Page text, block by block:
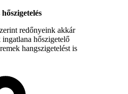
redőnyeink akkár
hőszigetelő
hangszigetelést is